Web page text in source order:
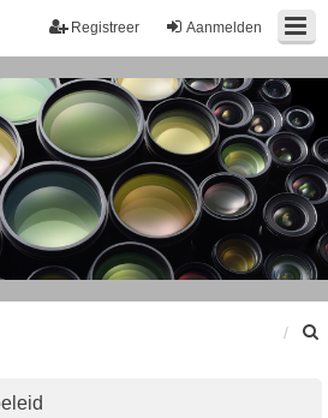
Aanmelden
Registreer